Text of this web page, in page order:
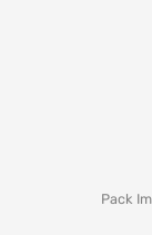
Pack